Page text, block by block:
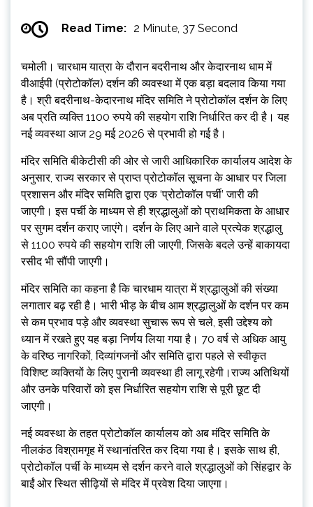
Read Time: 2 Minute, 37 Second
चमोली। चारधाम यात्रा के दौरान बदरीनाथ और केदारनाथ धाम में
वीआईपी (प्रोटोकॉल) दर्शन की व्यवस्था में एक बड़ा बदलाव किया गया
है। श्री बदरीनाथ-केदारनाथ मंदिर समिति ने प्रोटोकॉल दर्शन के लिए
अब प्रति व्यक्ति 1100 रुपये की सहयोग राशि निर्धारित कर दी है। यह
नई व्यवस्था आज 29 मई 2026 से प्रभावी हो गई है।
मंदिर समिति बीकेटीसी की ओर से जारी आधिकारिक कार्यालय आदेश के
अनुसार, राज्य सरकार से प्राप्त प्रोटोकॉल सूचना के आधार पर जिला
प्रशासन और मंदिर समिति द्वारा एक ‘प्रोटोकॉल पर्ची’ जारी की
जाएगी। इस पर्ची के माध्यम से ही श्रद्धालुओं को प्राथमिकता के आधार
पर सुगम दर्शन कराए जाएंगे। दर्शन के लिए आने वाले प्रत्येक श्रद्धालु
से 1100 रुपये की सहयोग राशि ली जाएगी, जिसके बदले उन्हें बाकायदा
रसीद भी सौंपी जाएगी।
मंदिर समिति का कहना है कि चारधाम यात्रा में श्रद्धालुओं की संख्या
लगातार बढ़ रही है। भारी भीड़ के बीच आम श्रद्धालुओं के दर्शन पर कम
से कम प्रभाव पड़े और व्यवस्था सुचारू रूप से चले, इसी उद्देश्य को
ध्यान में रखते हुए यह बड़ा निर्णय लिया गया है। 70 वर्ष से अधिक आयु
के वरिष्ठ नागरिकों, दिव्यांगजनों और समिति द्वारा पहले से स्वीकृत
विशिष्ट व्यक्तियों के लिए पुरानी व्यवस्था ही लागू रहेगी।राज्य अतिथियों
और उनके परिवारों को इस निर्धारित सहयोग राशि से पूरी छूट दी
जाएगी।
नई व्यवस्था के तहत प्रोटोकॉल कार्यालय को अब मंदिर समिति के
नीलकंठ विश्रामगृह में स्थानांतरित कर दिया गया है। इसके साथ ही,
प्रोटोकॉल पर्ची के माध्यम से दर्शन करने वाले श्रद्धालुओं को सिंहद्वार के
बाईं ओर स्थित सीढ़ियों से मंदिर में प्रवेश दिया जाएगा।